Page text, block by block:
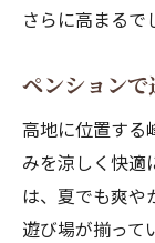
さらに高まるで
ペンション
高地に位置する
みを涼しく快適
は、夏でも爽や
遊び場が揃って